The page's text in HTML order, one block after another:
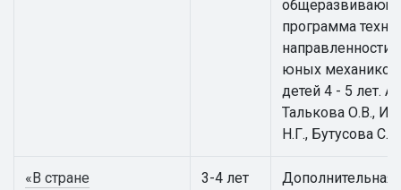
программа
направленности
юных
детей 4 - 5 лет.
Талькова О.В.,
Н.Г., Бутусова С.Н.
«В стране
3-4 лет
Дополнительная